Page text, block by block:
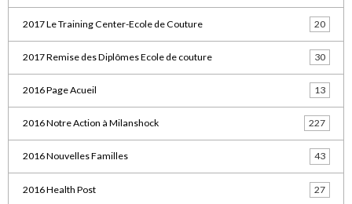
2017 Le Training Center-Ecole de Couture 20
2017 Remise des Diplômes Ecole de couture 30
2016 Page Acueil 13
2016 Notre Action à Milanshock 227
2016 Nouvelles Familles 43
2016 Health Post 27